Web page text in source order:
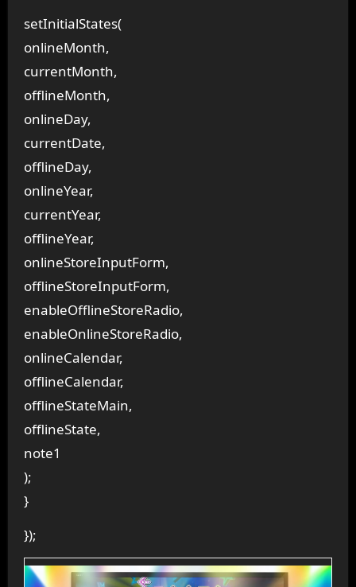
setInitialStates(
onlineMonth,
currentMonth,
offlineMonth,
onlineDay,
currentDate,
offlineDay,
onlineYear,
currentYear,
offlineYear,
onlineStoreInputForm,
offlineStoreInputForm,
enableOfflineStoreRadio,
enableOnlineStoreRadio,
onlineCalendar,
offlineCalendar,
offlineStateMain,
offlineState,
note1
);
}
});